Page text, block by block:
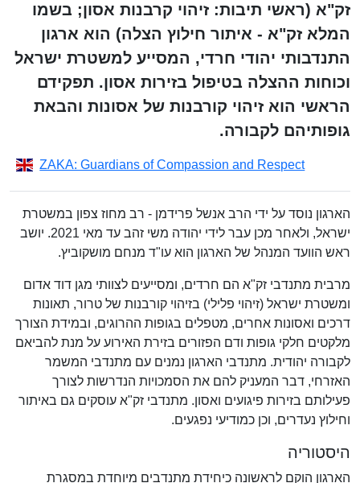
זק"א (ראשי תיבות: זיהוי קרבנות אסון; בשמו
המלא זק"א - איתור חילוץ הצלה) הוא ארגון
התנדבותי יהודי חרדי, המסייע למשטרת ישראל
וכוחות ההצלה בטיפול בזירות אסון. תפקידם
הראשי הוא זיהוי קורבנות של אסונות והבאת
גופותיהם לקבורה.
ZAKA: Guardians of Compassion and Respect
הארגון נוסד על ידי הרב אנשל פרידמן - רב מחוז צפון במשטרת
ישראל, ולאחר מכן עבר לידי יהודה משי זהב עד מאי 2021. יושב
ראש הוועד המנהל של הארגון הוא עו"ד מנחם מושקוביץ.
מרבית מתנדבי זק"א הם חרדים, ומסייעים לצוותי מגן דוד אדום
ומשטרת ישראל (זיהוי פלילי) בזיהוי קורבנות של טרור, תאונות
דרכים ואסונות אחרים, מטפלים בגופות ההרוגים, ובמידת הצורך
מלקטים חלקי גופות ודם הפזורים בזירת האירוע על מנת להביאם
לקבורה יהודית. מתנדבי הארגון נמנים עם מתנדבי המשמר
האזרחי, דבר המעניק להם את הסמכויות הנדרשות לצורך
פעילותם בזירות פיגועים ואסון. מתנדבי זק"א עוסקים גם באיתור
וחילוץ נעדרים, וכן כמודיעי נפגעים.
היסטוריה
הארגון הוקם לראשונה כיחידת מתנדבים מיוחדת במסגרת